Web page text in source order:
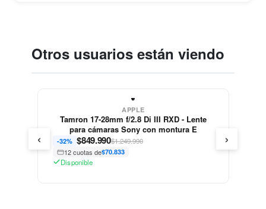
Otros usuarios están viendo
APPLE
Tamron 17-28mm f/2.8 Di III RXD - Lente
para cámaras Sony con montura E
-32% $849.990$1.249.990
12 cuotas de$70.833
Disponible
‹ ›